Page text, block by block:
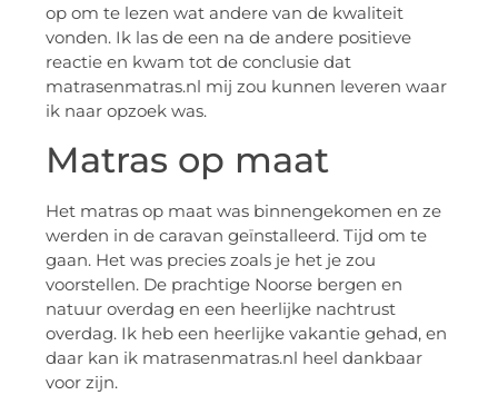
op om te lezen wat andere van de kwaliteit
vonden. Ik las de een na de andere positieve
reactie en kwam tot de conclusie dat
matrasenmatras.nl mij zou kunnen leveren waar
ik naar opzoek was.
Matras op maat
Het matras op maat was binnengekomen en ze
werden in de caravan geïnstalleerd. Tijd om te
gaan. Het was precies zoals je het je zou
voorstellen. De prachtige Noorse bergen en
natuur overdag en een heerlijke nachtrust
overdag. Ik heb een heerlijke vakantie gehad, en
daar kan ik matrasenmatras.nl heel dankbaar
voor zijn.